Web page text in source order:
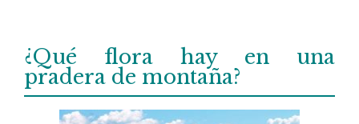
¿Qué flora hay en una
pradera de montaña?